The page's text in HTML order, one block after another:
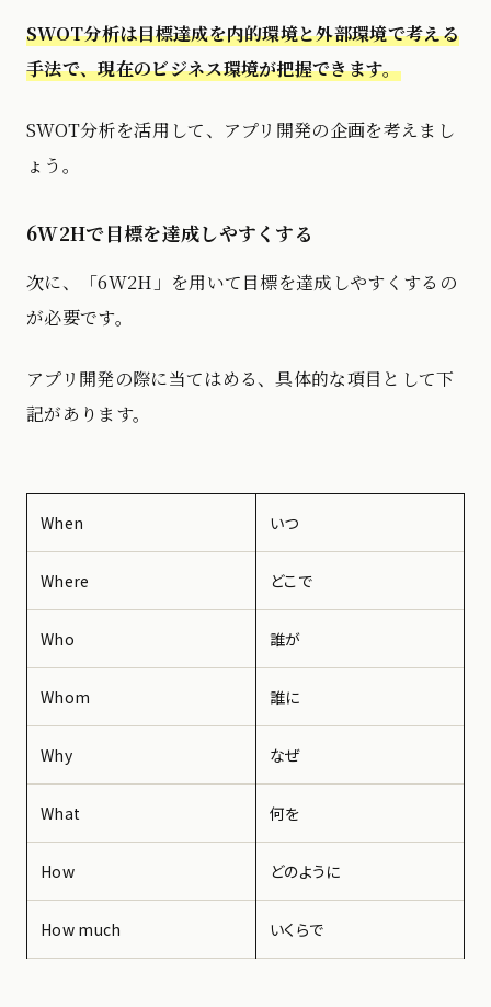
SWOT分析は目標達成を内的環境と外部環境で考える
手法で、現在のビジネス環境が把握できます。
SWOT分析を活用して、アプリ開発の企画を考えまし
ょう。
6W2Hで目標を達成しやすくする
次に、「6W2H」を用いて目標を達成しやすくするの
が必要です。
アプリ開発の際に当てはめる、具体的な項目として下
記があります。
When いつ
Where どこで
Who 誰が
Whom 誰に
Why なぜ
What 何を
How どのように
How much いくらで